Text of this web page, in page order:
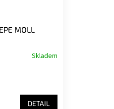
MOLL
Skladem
DETAIL